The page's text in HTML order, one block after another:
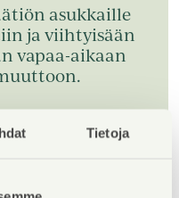
Tietoja
asukkaille
ja viihtyisään
vapaa-aikaan